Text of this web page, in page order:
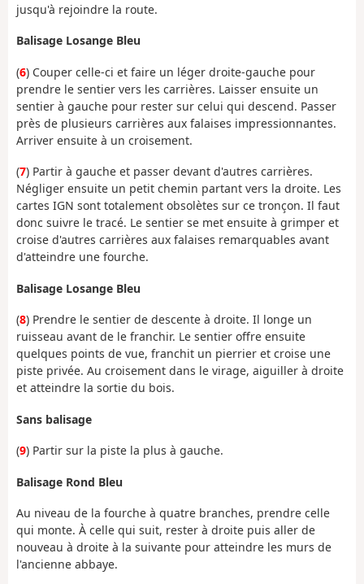
jusqu'à rejoindre la route.
Balisage Losange Bleu
(6) Couper celle-ci et faire un léger droite-gauche pour
prendre le sentier vers les carrières. Laisser ensuite un
sentier à gauche pour rester sur celui qui descend. Passer
près de plusieurs carrières aux falaises impressionnantes.
Arriver ensuite à un croisement.
(7) Partir à gauche et passer devant d'autres carrières.
Négliger ensuite un petit chemin partant vers la droite. Les
cartes IGN sont totalement obsolètes sur ce tronçon. Il faut
donc suivre le tracé. Le sentier se met ensuite à grimper et
croise d'autres carrières aux falaises remarquables avant
d'atteindre une fourche.
Balisage Losange Bleu
(8) Prendre le sentier de descente à droite. Il longe un
ruisseau avant de le franchir. Le sentier offre ensuite
quelques points de vue, franchit un pierrier et croise une
piste privée. Au croisement dans le virage, aiguiller à droite
et atteindre la sortie du bois.
Sans balisage
(9) Partir sur la piste la plus à gauche.
Balisage Rond Bleu
Au niveau de la fourche à quatre branches, prendre celle
qui monte. À celle qui suit, rester à droite puis aller de
nouveau à droite à la suivante pour atteindre les murs de
l'ancienne abbaye.